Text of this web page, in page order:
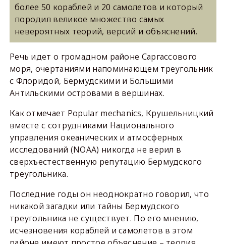
более 50 кораблей и 20 самолетов и который
породил великое множество самых
невероятных теорий, версий и объяснений.
Речь идет о громадном районе Саргассового
моря, очертаниями напоминающем треугольник
с Флоридой, Бермудскими и Большими
Антильскими островами в вершинах.
Как отмечает Popular mechanics, Крушельницкий
вместе с сотрудниками Национального
управления океанических и атмосферных
исследований (NOAA) никогда не верил в
сверхъестественную репутацию Бермудского
треугольника.
Последние годы он неоднократно говорил, что
никакой загадки или тайны Бермудского
треугольника не существует. По его мнению,
исчезновения кораблей и самолетов в этом